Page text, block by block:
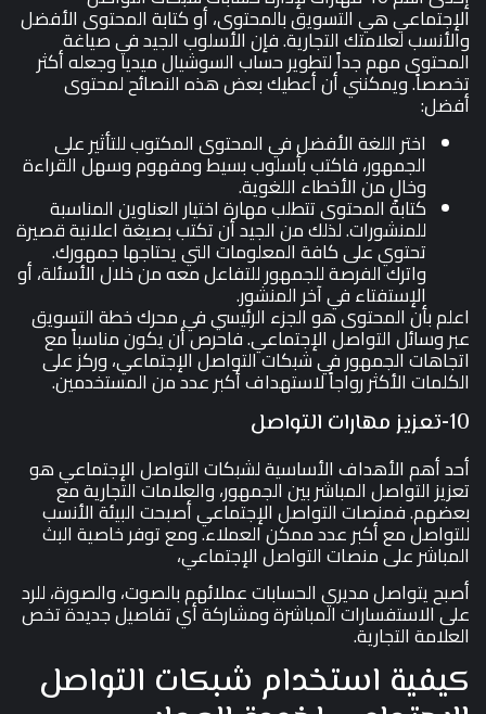
الإجتماعي هي التسويق بالمحتوى، أو كتابة المحتوى الأفضل
والأنسب لعلامتك التجارية. فإن الأسلوب الجيد في صياغة
المحتوى مهم جداً لتطوير حساب السوشيال ميديا وجعله أكثر
تخصصاً. ويمكنني أن أعطيك بعض هذه النصائح لمحتوى
أفضل:
اختر اللغة الأفضل في المحتوى المكتوب للتأثير على
الجمهور، فاكتب بأسلوب بسيط ومفهوم وسهل القراءة
وخالٍ من الأخطاء اللغوية.
كتابة المحتوى تتطلب مهارة اختيار العناوين المناسبة
للمنشورات. لذلك من الجيد أن تكتب بصيغة اعلانية قصيرة
تحتوي على كافة المعلومات التي يحتاجها جمهورك.
واترك الفرصة للجمهور للتفاعل معه من خلال الأسئلة، أو
الإستفتاء في آخر المنشور.
اعلم بأن المحتوى هو الجزء الرئيسي في محرك خطة التسويق
عبر وسائل التواصل الإجتماعي. فاحرص أن يكون مناسباً مع
اتجاهات الجمهور في شبكات التواصل الإجتماعي، وركز على
الكلمات الأكثر رواجاً لاستهداف أكبر عدد من المستخدمين.
10-تعزيز مهارات التواصل
أحد أهم الأهداف الأساسية لشبكات التواصل الإجتماعي هو
تعزيز التواصل المباشر بين الجمهور، والعلامات التجارية مع
بعضهم. فمنصات التواصل الإجتماعي أصبحت البيئة الأنسب
للتواصل مع أكبر عدد ممكن العملاء. ومع توفر خاصية البث
المباشر على منصات التواصل الإجتماعي،
أصبح يتواصل مديري الحسابات عملائهم بالصوت، والصورة، للرد
على الاستفسارات المباشرة ومشاركة أي تفاصيل جديدة تخص
العلامة التجارية.
كيفية استخدام شبكات التواصل